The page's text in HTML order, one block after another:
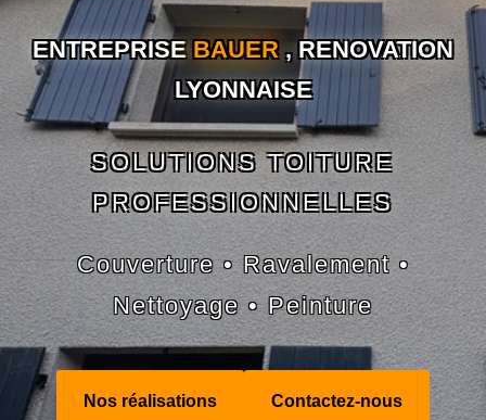
ENTREPRISE BAUER, RENOVATION
LYONNAISE
SOLUTIONS TOITURE
PROFESSIONNELLES
Couverture • Ravalement •
Nettoyage • Peinture
Nos réalisations Contactez-nous